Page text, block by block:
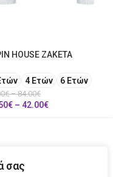
σας
HOUSE ΖΑΚΕΤΑ
4 Ετών 6 Ετών
€ – 84.00€
€ – 42.00€